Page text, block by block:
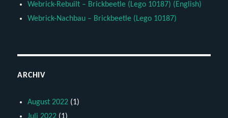
Webrick-Rebuilt – Brickbeetle (Lego 10187) (English)
Webrick-Nachbau – Brickbeetle (Lego 10187)
ARCHIV
August 2022 (1)